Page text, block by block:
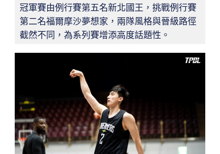
冠軍賽由例行賽第五名新北國王，挑戰例行賽
第二名福爾摩沙夢想家，兩隊風格與晉級路徑
截然不同，為系列賽增添高度話題性。